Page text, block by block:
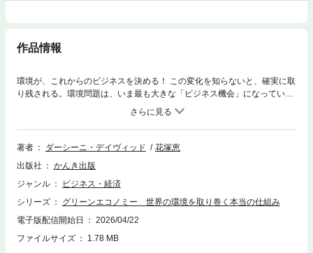
作品情報
環境が、これからのビジネスを決める！ この変化を知らないと、確実に取
り残される。環境問題は、いま最も大きな「ビジネス機会」になってい
る。 電気、服、食事、移動、買い物。私たちの何気ない日常の裏側で、い
ま世界の産業構造が静かに、しかし、確実に塗り替わっている。 再生可能
エネルギーへの転換、EVシフト、サステナブル素材、食品ロス対策、資源
争奪、脱炭素投資……これらはすべて「環境の話」ではない。次に伸びる
ーンエコノミーという巨大な変化を、「朝起きてから夜寝るまでの１日」
に沿って読み解く。 なぜ、再エネは広がっているのに電気代は下がらない
な解決策”ではないのか？なぜ、企業は「サステナブル」を掲げながら批判
されるのか？ その答えはすべて、「誰がコストを払い、誰が利益を得てい
識ではない。 ・どの産業にチャンスがあるのか・どのビジネスが行き詰ま
著者 ダーシーニ・デイヴィッド
花塚恵
出版社
かんき出版
ジャンル
ビジネス・経済
シリーズ
グリーンエコノミー 世界の環境を取り巻く本当の仕組み
電子版配信開始日
2026/04/22
ファイルサイズ
1.78 MB